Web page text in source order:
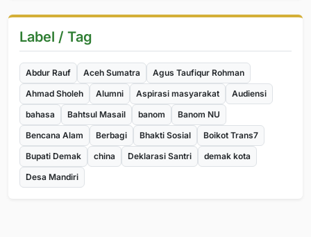
Label / Tag
Abdur Rauf Aceh Sumatra
Agus Taufiqur Rohman
Ahmad Sholeh
Alumni Aspirasi masyarakat
Audiensi
bahasa
Bahtsul Masail banom
Banom NU
Bencana Alam
Berbagi Bhakti Sosial
Boikot Trans7
Bupati Demak
china Deklarasi Santri
demak kota
Desa Mandiri